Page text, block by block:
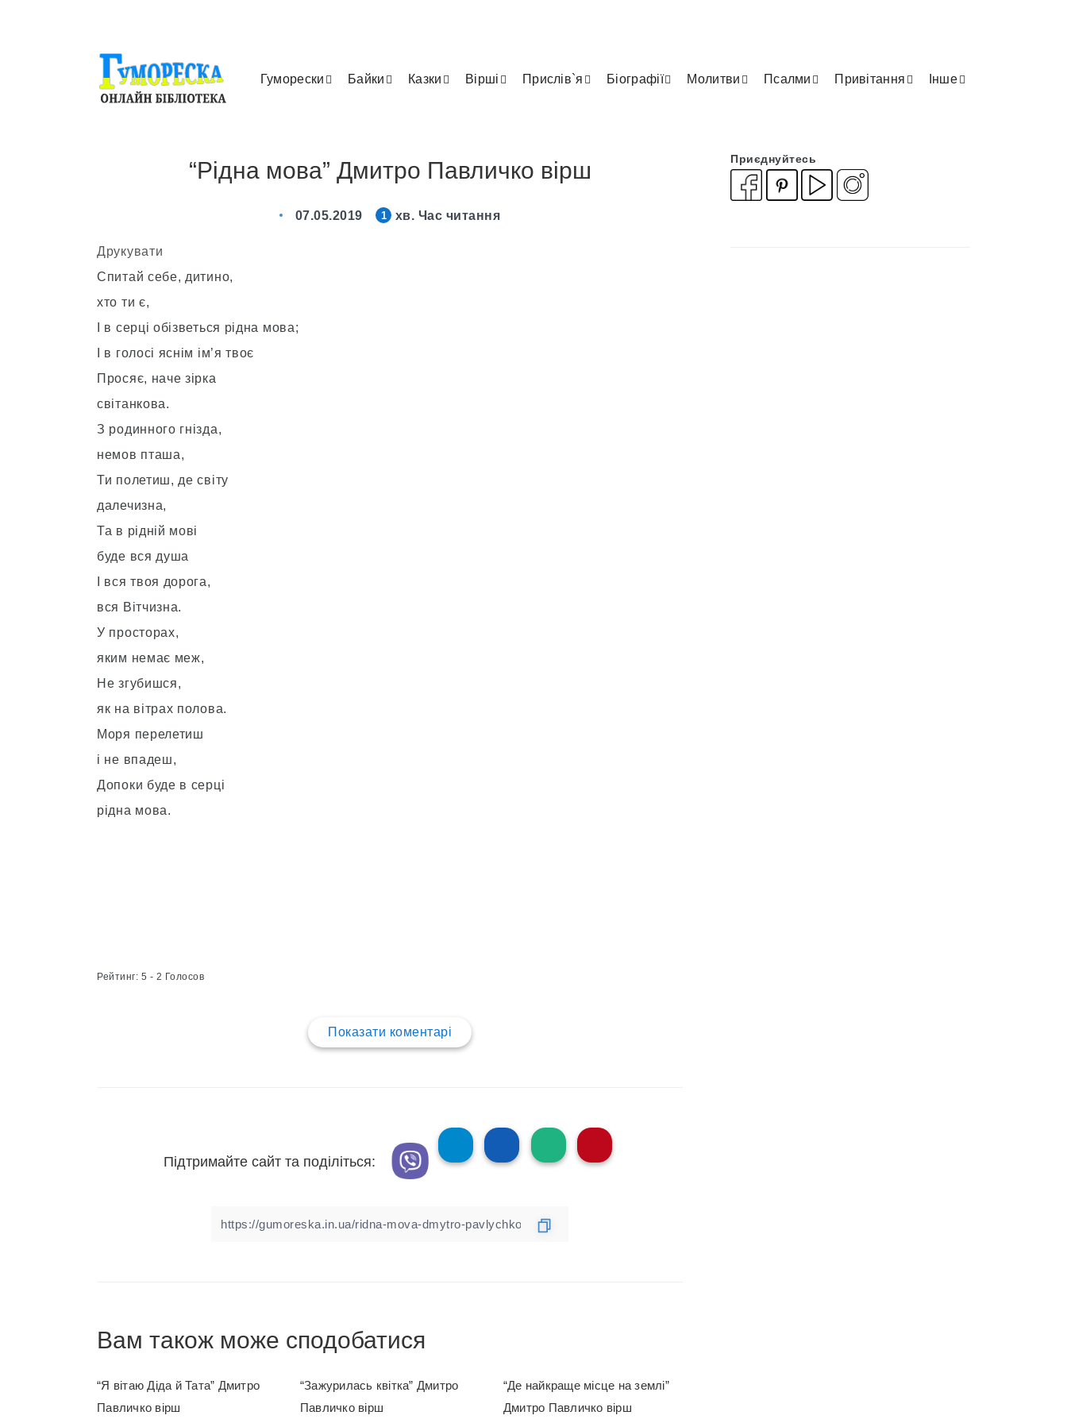
Гуморески Байки Казки Вірші Прислів`я Біографії Молитви Псалми Привітання Інше
“Рідна мова” Дмитро Павличко вірш
07.05.2019 1 хв. Час читання
Друкувати
Спитай себе, дитино,
хто ти є,
І в серці обізветься рідна мова;
І в голосі яснім ім’я твоє
Просяє, наче зірка
світанкова.
З родинного гнізда,
немов пташа,
Ти полетиш, де світу
далечизна,
Та в рідній мові
буде вся душа
І вся твоя дорога,
вся Вітчизна.
У просторах,
яким немає меж,
Не згубишся,
як на вітрах полова.
Моря перелетиш
і не впадеш,
Допоки буде в серці
рідна мова.
Рейтинг: 5 - 2 Голосов
Показати коментарі
Підтримайте сайт та поділіться:
Вам також може сподобатися
“Я вітаю Діда й Тата” Дмитро
Павличко вірш
“Зажурилась квітка” Дмитро
Павличко вірш
“Де найкраще місце на землі”
Дмитро Павличко вірш
Приєднуйтесь